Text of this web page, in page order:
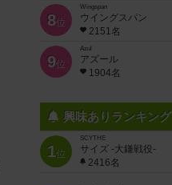
8位
Wingspan
ウイングスパン
2151名
9位
Azul
アズール
1904名
興味ありランキング
1位
SCYTHE
サイズ -大鎌戦役-
2416名